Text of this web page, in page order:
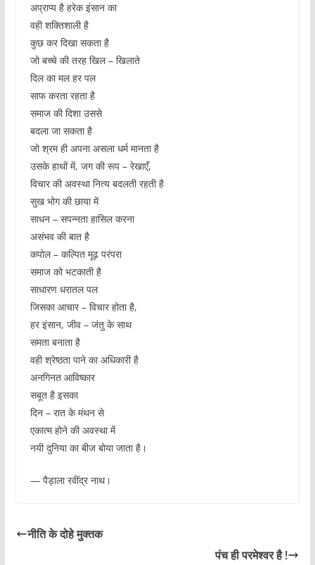
अप्राप्य है हरेक इंसान का
वही शक्तिशाली है
कुछ कर दिखा सकता है
जो बच्चे की तरह खिल – खिलाते
दिल का मल हर पल
साफ करता रहता है
समाज की दिशा उससे
बदला जा सकता है
जो श्रम ही अपना असला धर्म मानता है
उसके हाथों में, जग की रूप – रेखाएँ,
विचार की अवस्था नित्य बदलती रहती है
सुख भोग की छाया में
साधन – सपन्नता हासिल करना
असंभव की बात है
कपोल – कल्पित मूढ़ परंपरा
समाज को भटकाती है
साधारण धरातल पल
जिसका आचार – विचार होता है,
हर इंसान, जीव – जंतु के साथ
समता बनाता है
वही श्रेष्ठता पाने का अधिकारी है
अनगिनत आविष्कार
सबूत है इसका
दिन – रात के मंथन से
एकात्म होने की अवस्था में
नयी दुनिया का बीज बोया जाता है।
— पैड़ाला रवींद्र नाथ।
नीति के दोहे मुक्तक
पंच ही परमेश्वर है !